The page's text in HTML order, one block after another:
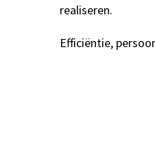
realiseren.
Efficiëntie,